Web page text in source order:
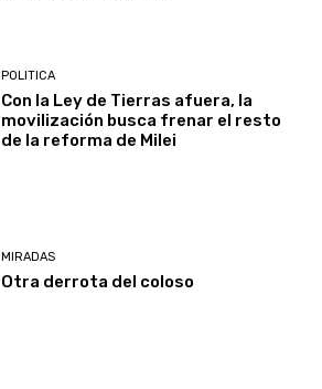
POLITICA
Con la Ley de Tierras afuera, la
movilización busca frenar el resto
de la reforma de Milei
MIRADAS
Otra derrota del coloso